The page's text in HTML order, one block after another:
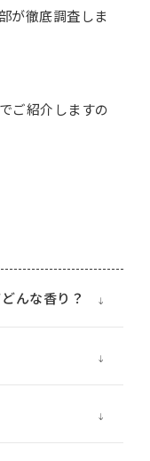
が徹底調査しま
ご紹介しますの
んな香り？